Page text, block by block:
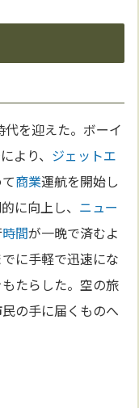
代を迎えた。ボーイ
より、 ジェットエ
商業運航を開始し
に向上し、 ニュー
時間が一晩で済むよ
に手軽で迅速にな
たらした。空の旅
の手に届くものへ